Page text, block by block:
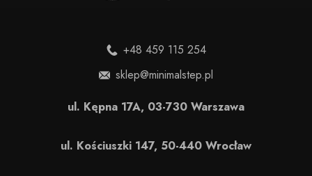
+48 459 115 254
sklep@minimalstep.pl
ul. Kępna 17A, 03-730 Warszawa
ul. Kościuszki 147, 50-440 Wrocław